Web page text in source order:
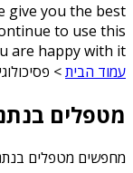
give you the best
to use this
are happy with it
עמוד הבית>
מטפלים
מחפשים מטפלים